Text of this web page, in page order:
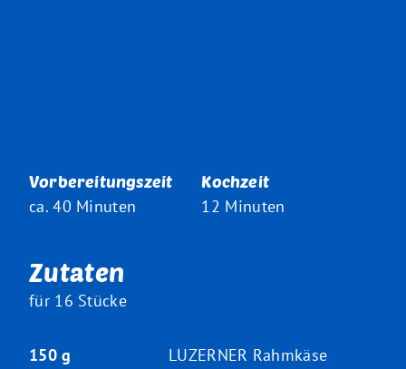
Vorbereitungszeit
ca. 40 Minuten
Kochzeit
12 Minuten
Zutaten
für 16 Stücke
150 g
LUZERNER Rahmkäse